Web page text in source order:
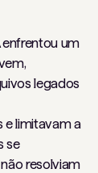
enfrentou um
legados
limitavam a
se
resolviam